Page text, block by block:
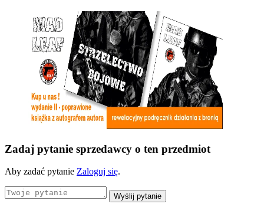
Zadaj pytanie sprzedawcy o ten przedmiot
Aby zadać pytanie Zaloguj się.
Wyślij pytanie